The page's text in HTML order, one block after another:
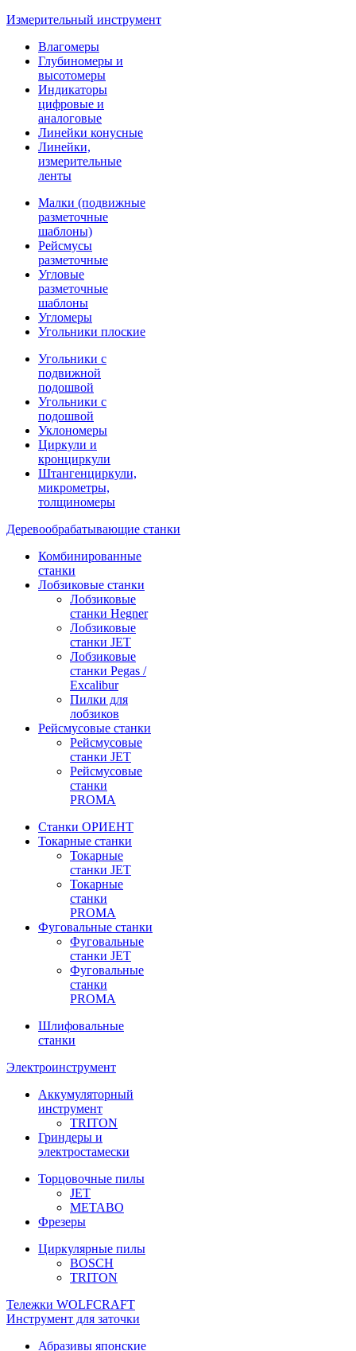
Измерительный инструмент
Влагомеры
Глубиномеры и
высотомеры
Индикаторы
цифровые и
аналоговые
Линейки конусные
Линейки,
измерительные
ленты
Малки (подвижные
разметочные
шаблоны)
Рейсмусы
разметочные
Угловые
разметочные
шаблоны
Угломеры
Угольники плоские
Угольники с
подвижной
подошвой
Угольники с
подошвой
Уклономеры
Циркули и
кронциркули
Штангенциркули,
микрометры,
толщиномеры
Деревообрабатывающие станки
Комбинированные
станки
Лобзиковые станки
Лобзиковые
станки Hegner
Лобзиковые
станки JET
Лобзиковые
станки Pegas /
Excalibur
Пилки для
лобзиков
Рейсмусовые станки
Рейсмусовые
станки JET
Рейсмусовые
станки
PROMA
Станки ОРИЕНТ
Токарные станки
Toкарные
станки JET
Токарные
станки
PROMA
Фуговальные станки
Фуговальные
станки JET
Фуговальные
станки
PROMA
Шлифовальные
станки
Электроинструмент
Аккумуляторный
инструмент
TRITON
Гриндеры и
электростамески
Торцовочные пилы
JET
METABO
Фрезеры
Циркулярные пилы
BOSCH
TRITON
Тележки WOLFCRAFT
Инструмент для заточки
Абразивы японские